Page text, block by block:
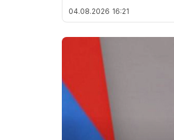
04.08.2026 16:21